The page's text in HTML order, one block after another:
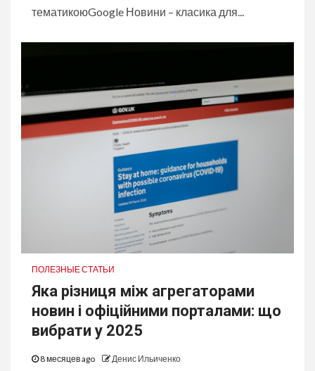
тематикоюGoogle Новини – класика для...
ПОЛЕЗНЫЕ СТАТЬИ
Яка різниця між агрегаторами
новин і офіційними порталами: що
вибрати у 2025
8 месяцев ago Денис Ильиченко